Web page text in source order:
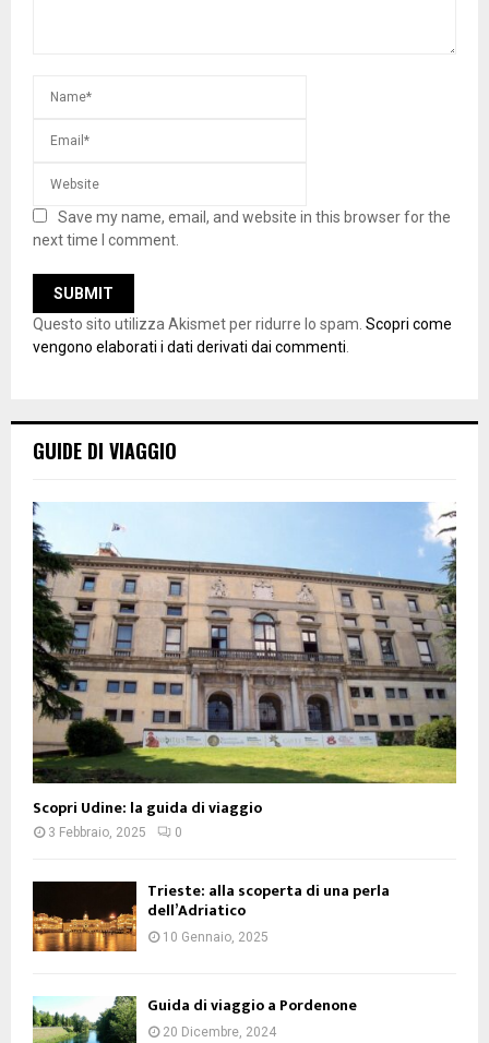
Save my name, email, and website in this browser for the
next time I comment.
Questo sito utilizza Akismet per ridurre lo spam. Scopri come
vengono elaborati i dati derivati dai commenti
GUIDE DI VIAGGIO
Scopri Udine: la guida di viaggio
3 Febbraio, 2025 0
Trieste: alla scoperta di una perla
dell’Adriatico
10 Gennaio, 2025
Guida di viaggio a Pordenone
20 Dicembre, 2024